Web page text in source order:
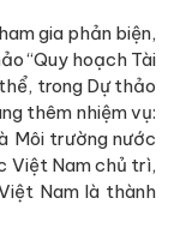
tiêu dùng bền
cường vai trò
tài nguyên, môi
lý môi trường
tổ chức xã hội
Hội Nước sạch
ngôn luận là
bất cập của